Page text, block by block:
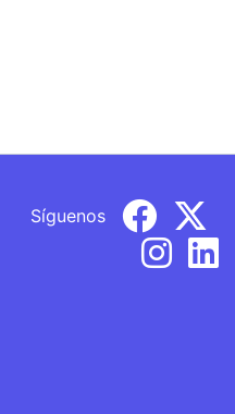
Síguenos